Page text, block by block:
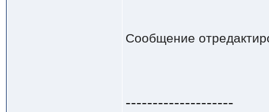
Сообщение
--------------------